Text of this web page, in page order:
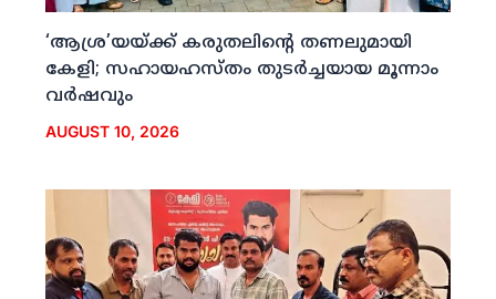
‘ആശ്ര’യയ്ക്ക് കരുതലിന്റെ തണലുമായി
കേളി; സഹായഹസ്തം തുടര്‍ച്ചയായ മൂന്നാം
വര്‍ഷവും
AUGUST 10, 2026